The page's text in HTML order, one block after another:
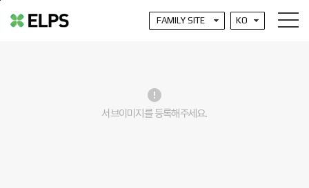
error
서브이미지를 등록해주세요.